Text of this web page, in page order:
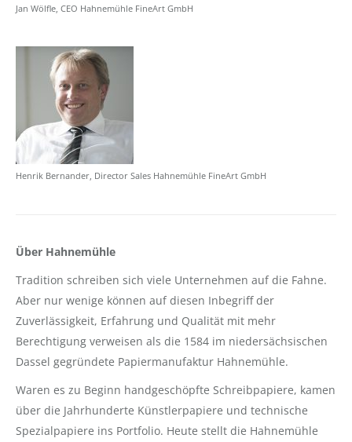
Jan Wölfle, CEO Hahnemühle FineArt GmbH
Henrik Bernander, Director Sales Hahnemühle FineArt GmbH
Über Hahnemühle
Tradition schreiben sich viele Unternehmen auf die Fahne.
Aber nur wenige können auf diesen Inbegriff der
Zuverlässigkeit, Erfahrung und Qualität mit mehr
Berechtigung verweisen als die 1584 im niedersächsischen
Dassel gegründete Papiermanufaktur Hahnemühle.
Waren es zu Beginn handgeschöpfte Schreibpapiere, kamen
über die Jahrhunderte Künstlerpapiere und technische
Spezialpapiere ins Portfolio. Heute stellt die Hahnemühle